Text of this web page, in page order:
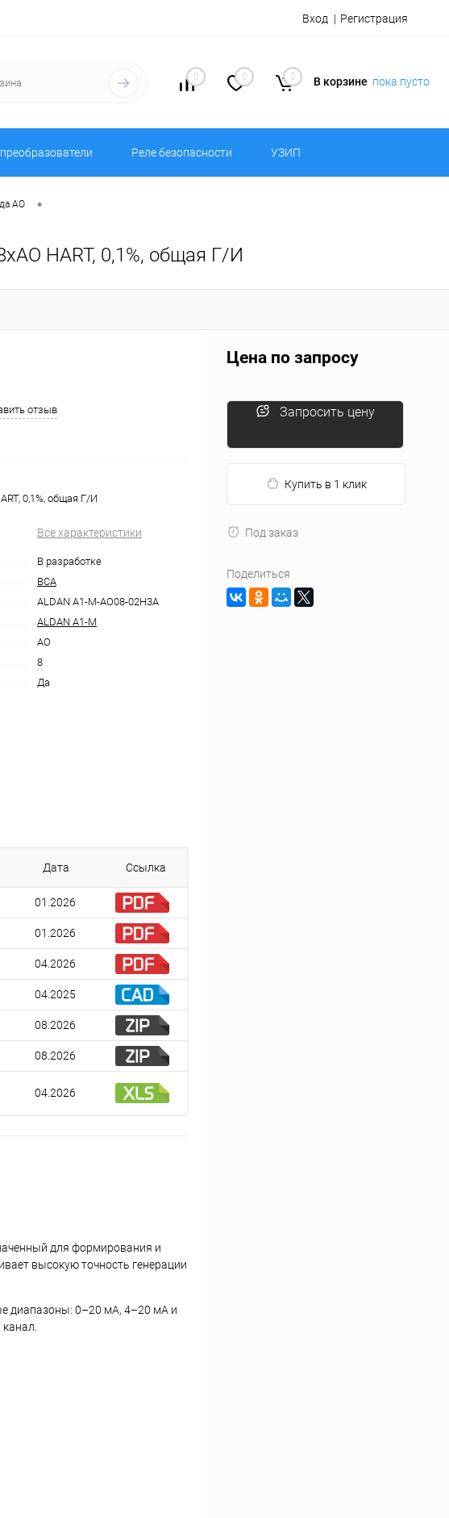
Вход Регистрация
0 0 0 В корзине пока пусто
Реле безопасности УЗИП
AO •
HART, 0,1%, общая Г/И
отзыв
0,1%, общая Г/И
Все характеристики
В разработке
ВСА
ALDAN A1-M-AO08-02H3A
ALDAN A1-M
AO
8
Да
Дата Ссылка
01.2026
01.2026
04.2026
04.2025
08.2026
08.2026
04.2026
для формирования и
высокую точность генерации
диапазоны: 0–20 мА, 4–20 мА и
Цена по запросу
Запросить цену
Купить в 1 клик
Под заказ
Поделиться